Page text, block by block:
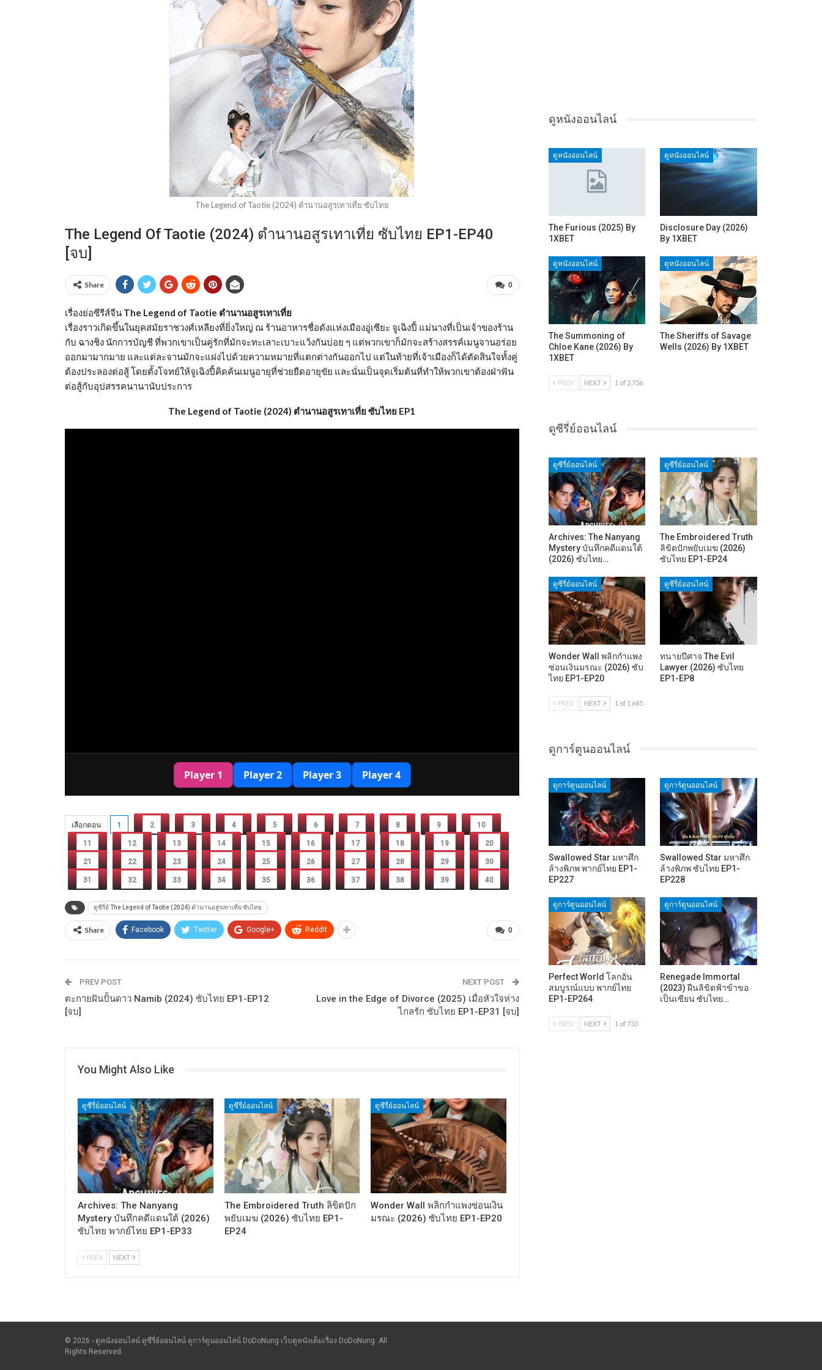
The Legend of Taotie (2024) ตำนานอสูรเทาเที่ย ซับไทย
The Legend Of Taotie (2024) ตำนานอสูรเทาเที่ย ซับไทย EP1-EP40
[จบ]
0
Share
เรื่องย่อซีรีส์จีน The Legend of Taotie ตำนานอสูรเทาเที่ย
เรื่องราวเกิดขึ้นในยุคสมัยราชวงศ์เหลียงที่ยิ่งใหญ่ ณ ร้านอาหารชื่อดังแห่งเมืองอู่เซียะ จูเฉิงปี้ แม่นางที่เป็นเจ้าของร้าน
กับ ฉางชิง นักการบัญชี ที่พวกเขาเป็นคู่รักที่มักจะทะเลาะเบาะแว้งกันบ่อย ๆ แต่พวกเขาก็มักจะสร้างสรรค์เมนูจานอร่อย
ออกมามากมาย และแต่ละจานมักจะแฝงไปด้วยความหมายที่แตกต่างกันออกไป แต่ในท้ายที่เจ้าเมืองก็ได้ตัดสินใจทั้งคู่
ต้องประลองต่อสู้ โดยตั้งโจทย์ให้จูเฉิงปี้คิดค้นเมนูอายุที่ช่วยยืดอายุขัย และนั่นเป็นจุดเริ่มต้นที่ทำให้พวกเขาต้องฝ่าฟัน
ต่อสู้กับอุปสรรคนานานับประการ
The Legend of Taotie (2024) ตำนานอสูรเทาเที่ย ซับไทย EP1
เลือกตอน 1 2 3 4 5 6 7 8 9 10
11 12 13 14 15 16 17 18 19 20
21 22 23 24 25 26 27 28 29 30
31 32 33 34 35 36 37 38 39 40
ดูซีรี่ย์ The Legend of Taotie (2024) ตำนานอสูรเทาเที่ย ซับไทย
0
Share Facebook Twitter Google+ ReddIt
PREV POST
ตะกายฝันปั้นดาว Namib (2024) ซับไทย EP1-EP12
[จบ]
NEXT POST
Love in the Edge of Divorce (2025) เมื่อหัวใจห่าง
ไกลรัก ซับไทย EP1-EP31 [จบ]
You Might Also Like
ดูซีรี่ย์ออนไลน์
Archives: The Nanyang
Mystery บันทึกคดีแดนใต้ (2026)
ซับไทย พากย์ไทย EP1-EP33
ดูซีรี่ย์ออนไลน์
The Embroidered Truth ลิขิตปัก
พยับเมฆ (2026) ซับไทย EP1-
EP24
ดูซีรี่ย์ออนไลน์
Wonder Wall พลิกกำแพงซ่อนเงิน
มรณะ (2026) ซับไทย EP1-EP20
PREV NEXT
ดูหนังออนไลน์
ดูหนังออนไลน์
The Furious (2025) By
1XBET
ดูหนังออนไลน์
Disclosure Day (2026)
By 1XBET
ดูหนังออนไลน์
The Summoning of
Chloe Kane (2026) By
1XBET
ดูหนังออนไลน์
The Sheriffs of Savage
Wells (2026) By 1XBET
PREV NEXT 1 of 2,756
ดูซีรี่ย์ออนไลน์
ดูซีรี่ย์ออนไลน์
Archives: The Nanyang
Mystery บันทึกคดีแดนใต้
(2026) ซับไทย…
ดูซีรี่ย์ออนไลน์
The Embroidered Truth
ลิขิตปักพยับเมฆ (2026)
ซับไทย EP1-EP24
ดูซีรี่ย์ออนไลน์
Wonder Wall พลิกกำแพง
ซ่อนเงินมรณะ (2026) ซับ
ไทย EP1-EP20
ดูซีรี่ย์ออนไลน์
ทนายปีศาจ The Evil
Lawyer (2026) ซับไทย
EP1-EP8
PREV NEXT 1 of 1,645
ดูการ์ตูนออนไลน์
ดูการ์ตูนออนไลน์
Swallowed Star มหาศึก
ล้างพิภพ พากย์ไทย EP1-
EP227
ดูการ์ตูนออนไลน์
Swallowed Star มหาศึก
ล้างพิภพ ซับไทย EP1-
EP228
ดูการ์ตูนออนไลน์
Perfect World โลกอัน
สมบูรณ์แบบ พากย์ไทย
EP1-EP264
ดูการ์ตูนออนไลน์
Renegade Immortal
(2023) ฝืนลิขิตฟ้าข้าขอ
เป็นเซียน ซับไทย…
PREV NEXT 1 of 733
© 2026 - ดูหนังออนไลน์ ดูซีรี่ย์ออนไลน์ ดูการ์ตูนออนไลน์ DoDoNung เว็บดูหนังเต็มเรื่อง DoDoNung. All
Rights Reserved.